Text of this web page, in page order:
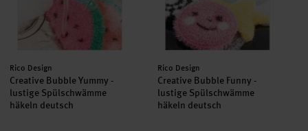
Hersteller:
Rico Design
Creative Bubble Yummy -
lustige Spülschwämme
häkeln deutsch
Hersteller:
Rico Design
Creative Bubble Funny -
lustige Spülschwämme
häkeln deutsch